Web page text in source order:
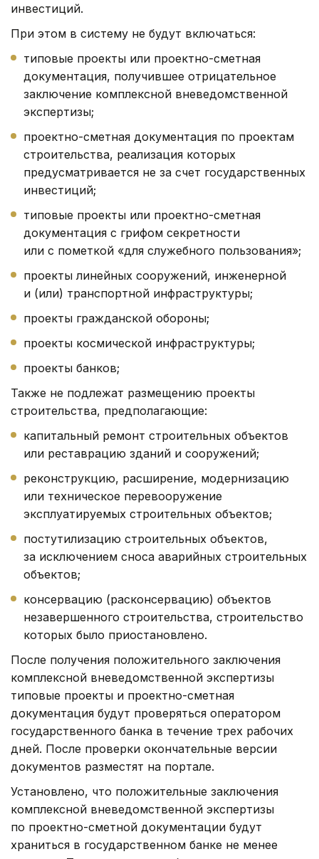
инвестиций.
При этом в систему не будут включаться:
типовые проекты или проектно-сметная
документация, получившее отрицательное
заключение комплексной вневедомственной
экспертизы;
проектно-сметная документация по проектам
строительства, реализация которых
предусматривается не за счет государственных
инвестиций;
типовые проекты или проектно-сметная
документация с грифом секретности
или с пометкой «для служебного пользования»;
проекты линейных сооружений, инженерной
и (или) транспортной инфраструктуры;
проекты гражданской обороны;
проекты космической инфраструктуры;
проекты банков;
Также не подлежат размещению проекты
строительства, предполагающие:
капитальный ремонт строительных объектов
или реставрацию зданий и сооружений;
реконструкцию, расширение, модернизацию
или техническое перевооружение
эксплуатируемых строительных объектов;
постутилизацию строительных объектов,
за исключением сноса аварийных строительных
объектов;
консервацию (расконсервацию) объектов
незавершенного строительства, строительство
которых было приостановлено.
После получения положительного заключения
комплексной вневедомственной экспертизы
типовые проекты и проектно-сметная
документация будут проверяться оператором
государственного банка в течение трех рабочих
дней. После проверки окончательные версии
документов разместят на портале.
Установлено, что положительные заключения
комплексной вневедомственной экспертизы
по проектно-сметной документации будут
храниться в государственном банке не менее